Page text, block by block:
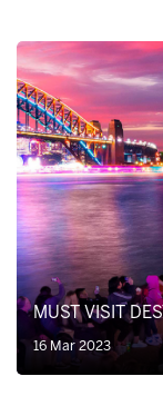
MUST VISIT
16 Mar 2023